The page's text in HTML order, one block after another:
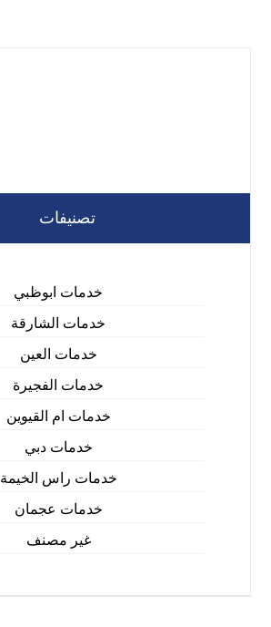
تصنيفات
خدمات ابوظبي
خدمات الشارقة
خدمات العين
خدمات الفجيرة
خدمات ام القيوين
خدمات دبي
خدمات راس الخيمة
خدمات عجمان
غير مصنف